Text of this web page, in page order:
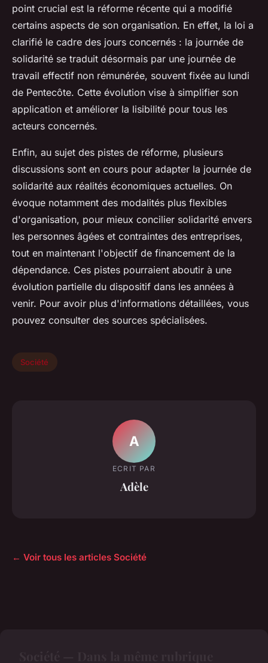
point crucial est la réforme récente qui a modifié
certains aspects de son organisation. En effet, la loi a
clarifié le cadre des jours concernés : la journée de
solidarité se traduit désormais par une journée de
travail effectif non rémunérée, souvent fixée au lundi
de Pentecôte. Cette évolution vise à simplifier son
application et améliorer la lisibilité pour tous les
acteurs concernés.
Enfin, au sujet des pistes de réforme, plusieurs
discussions sont en cours pour adapter la journée de
solidarité aux réalités économiques actuelles. On
évoque notamment des modalités plus flexibles
d'organisation, pour mieux concilier solidarité envers
les personnes âgées et contraintes des entreprises,
tout en maintenant l'objectif de financement de la
dépendance. Ces pistes pourraient aboutir à une
évolution partielle du dispositif dans les années à
venir. Pour avoir plus d'informations détaillées, vous
pouvez consulter des sources spécialisées.
Société
A
ECRIT PAR
Adèle
← Voir tous les articles Société